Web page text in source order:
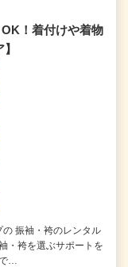
！着付けや着物
の 振袖・袴のレンタル
・袴を選ぶサポートを
…